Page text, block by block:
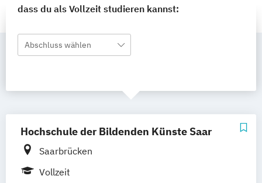
dass du als Vollzeit studieren kannst:
Abschluss wählen
Hochschule der Bildenden Künste Saar
Saarbrücken
Vollzeit